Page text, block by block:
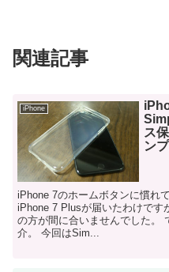
関連記事
iPhone
ス
ン
iPhone 7のホームボタンに慣れ
iPhone 7 Plusが届いたわけです
の方が間に合いませんでした。
介。 今回はSim...